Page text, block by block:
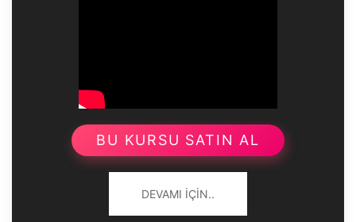
BU KURSU SATIN AL
DEVAMI İÇIN..